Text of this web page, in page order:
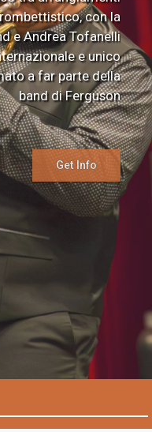
con la
e Andrea Tofanelli
e unico
a far parte della
band di Ferguson
Get Info